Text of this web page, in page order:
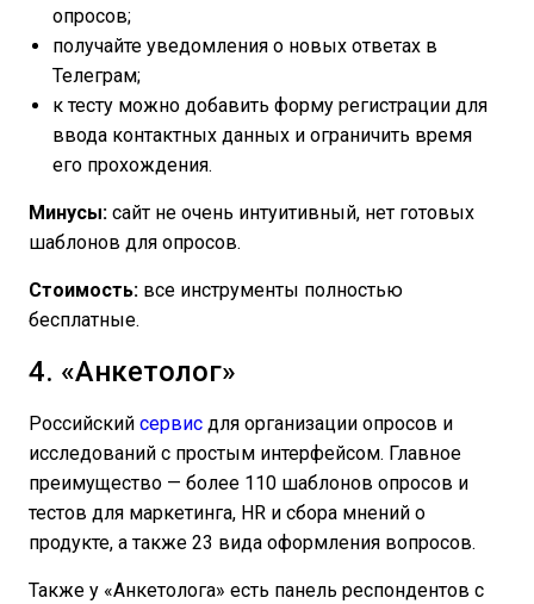
опросов;
получайте уведомления о новых ответах в
Телеграм;
к тесту можно добавить форму регистрации для
ввода контактных данных и ограничить время
его прохождения.
Минусы: сайт не очень интуитивный, нет готовых
шаблонов для опросов.
Стоимость: все инструменты полностью
бесплатные.
4. «Анкетолог»
Российский сервис для организации опросов и
исследований с простым интерфейсом. Главное
преимущество — более 110 шаблонов опросов и
тестов для маркетинга, HR и сбора мнений о
продукте, а также 23 вида оформления вопросов.
Также у «Анкетолога» есть панель респондентов с